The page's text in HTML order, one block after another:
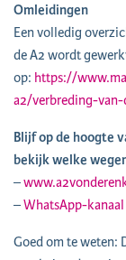
Omleidingen
Een volledig
de A2 wordt
op: https://
a2/verbreding-
Blijf op de hoogte
bekijk welke
–
–WhatsApp-
Goed om te weten: